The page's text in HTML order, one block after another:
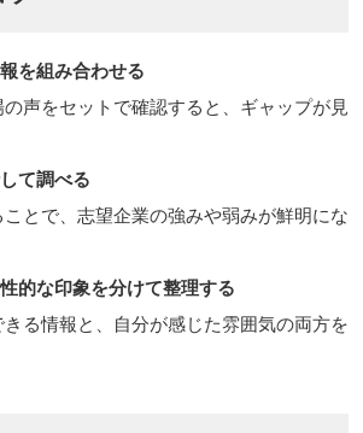
を組み合わせる
声をセットで確認すると、ギャップが見
て調べる
とで、志望企業の強みや弱みが鮮明にな
的な印象を分けて整理する
る情報と、自分が感じた雰囲気の両方を